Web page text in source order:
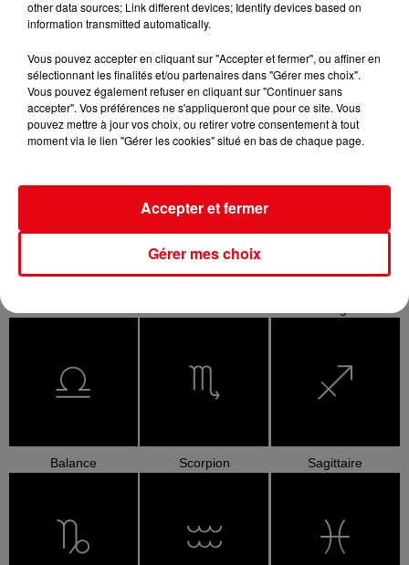
Balance Scorpion Sagittaire
other data sources; Link different devices; Identify devices based on
information transmitted automatically.
Vous pouvez accepter en cliquant sur "Accepter et fermer", ou affiner en
sélectionnant les finalités et/ou partenaires dans "Gérer mes choix".
Vous pouvez également refuser en cliquant sur "Continuer sans
accepter". Vos préférences ne s'appliqueront que pour ce site. Vous
pouvez mettre à jour vos choix, ou retirer votre consentement à tout
moment via le lien "Gérer les cookies" situé en bas de chaque page.
Gérer mes choix
Accepter et fermer